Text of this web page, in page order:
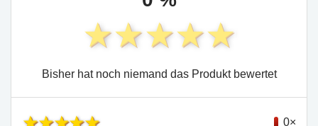
Bisher hat noch niemand das Produkt bewertet
0×